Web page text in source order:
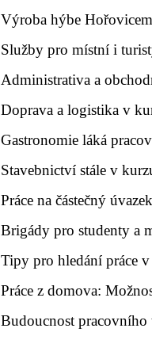
Výroba hýbe
Služby pro místní i
Administrativa a
Doprava a logistika v
Gastronomie láká
Stavebnictví stále v
Práce na částečný úvazek
Brigády pro studenty a
Tipy pro hledání práce
Práce z domova:
Budoucnost